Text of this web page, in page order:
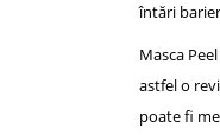
întări
Masca
astfel o
poate fi